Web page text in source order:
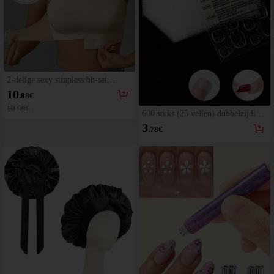
2-delige sexy strapless bh-set,
naadloze onzichtbare push-up
lingerie, tube top met voorsluiting,
ademend ondergoed voor bruiloft,
10.88€
10.99€
600 stuks (25 vellen) dubbelzijdige
gelnagelstickers, geschikt voor
plaknagels.
3.78€